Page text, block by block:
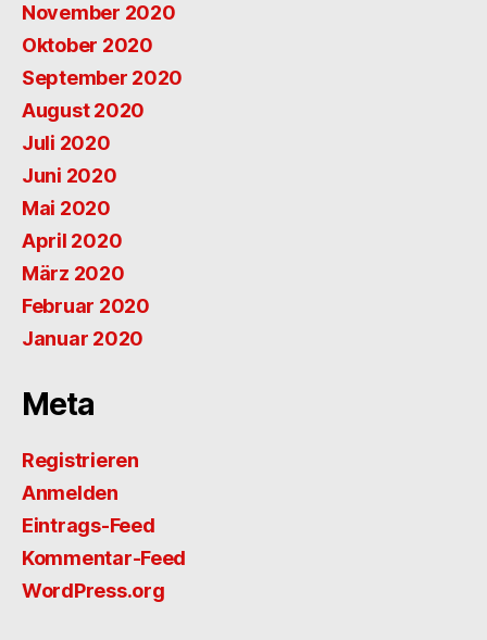
November 2020
Oktober 2020
September 2020
August 2020
Juli 2020
Juni 2020
Mai 2020
April 2020
März 2020
Februar 2020
Januar 2020
Meta
Registrieren
Anmelden
Eintrags-Feed
Kommentar-Feed
WordPress.org